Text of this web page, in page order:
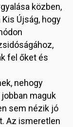
közben,
Újság, hogy
fel őket és
nehogy
maguk
sem nézik jó
Az ismeretlen